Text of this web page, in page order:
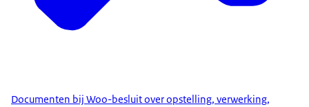
Documenten bij Woo-besluit over opstelling, verwerking,